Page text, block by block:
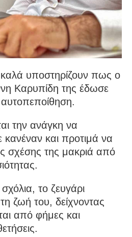
υποστηρίζουν πως ο
Καρυπίδη της έδωσε
την ανάγκη να
κανέναν και προτιμά να
σχέσης της μακριά από
το ζευγάρι
ζωή του, δείχνοντας
από φήμες και